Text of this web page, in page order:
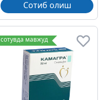
Сотиб олиш
сотувда мавжуд